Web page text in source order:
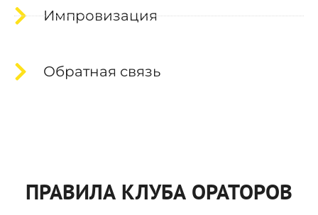
Импровизация
Обратная связь
ПРАВИЛА КЛУБА ОРАТОРОВ